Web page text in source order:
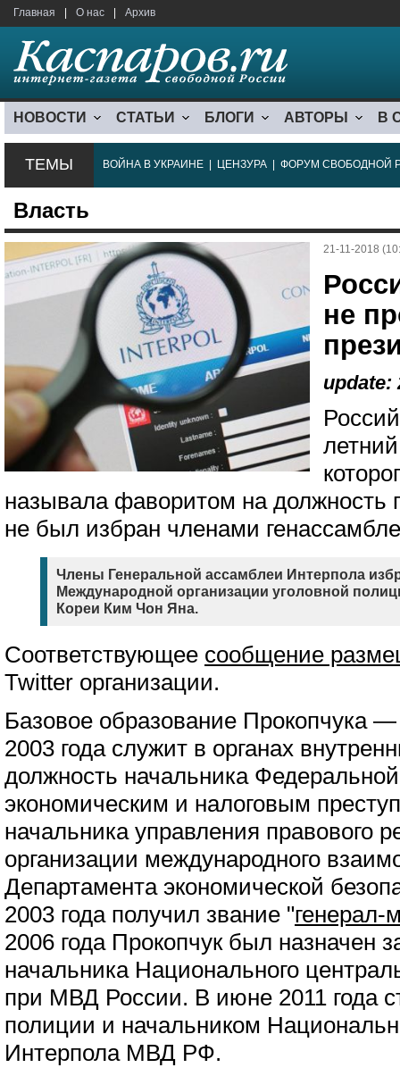
Главная О нас Архив
НОВОСТИ СТАТЬИ БЛОГИ АВТОРЫ В
ТЕМЫ ВОЙНА В УКРАИНЕ ЦЕНЗУРА ФОРУМ СВОБОДНОЙ
Власть
21-11-2018
не
update:
называла фаворитом на должность
не был избран членами
Члены Генеральной ассамблеи Интерпола
Международной организации уголовной
Кореи Ким Чон Яна.
Соответствующее сообщение
Twitter организации.
Базовое образование Прокопчука
2003 года служит в органах
должность начальника
экономическим и налоговым
начальника управления правового
организации международного
Департамента экономической
2003 года получил звание "генерал-
2006 года Прокопчук был назначен
начальника Национального
при МВД России. В июне 2011 года
полиции и начальником
Интерпола МВД РФ.